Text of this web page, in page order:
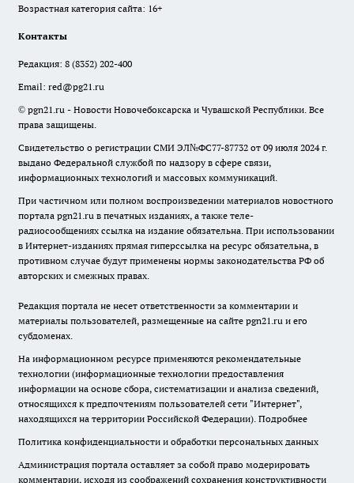
Возрастная категория сайта: 16+
Контакты
Редакция: 8 (8352) 202-400
Email: red@pg21.ru
© pgn21.ru - Новости Новочебоксарска и Чувашской Республики. Все
права защищены.
Свидетельство о регистрации СМИ ЭЛ№ФС77-87732 от 09 июля 2024 г.
выдано Федеральной службой по надзору в сфере связи,
информационных технологий и массовых коммуникаций.
При частичном или полном воспроизведении материалов новостного
портала pgn21.ru в печатных изданиях, а также теле-
радиосообщениях ссылка на издание обязательна. При использовании
в Интернет-изданиях прямая гиперссылка на ресурс обязательна, в
противном случае будут применены нормы законодательства РФ об
авторских и смежных правах.
Редакция портала не несет ответственности за комментарии и
материалы пользователей, размещенные на сайте pgn21.ru и его
субдоменах.
На информационном ресурсе применяются рекомендательные
технологии (информационные технологии предоставления
информации на основе сбора, систематизации и анализа сведений,
относящихся к предпочтениям пользователей сети "Интернет",
находящихся на территории Российской Федерации). Подробнее
Политика конфиденциальности и обработки персональных данных
Администрация портала оставляет за собой право модерировать
комментарии, исходя из соображений сохранения конструктивности